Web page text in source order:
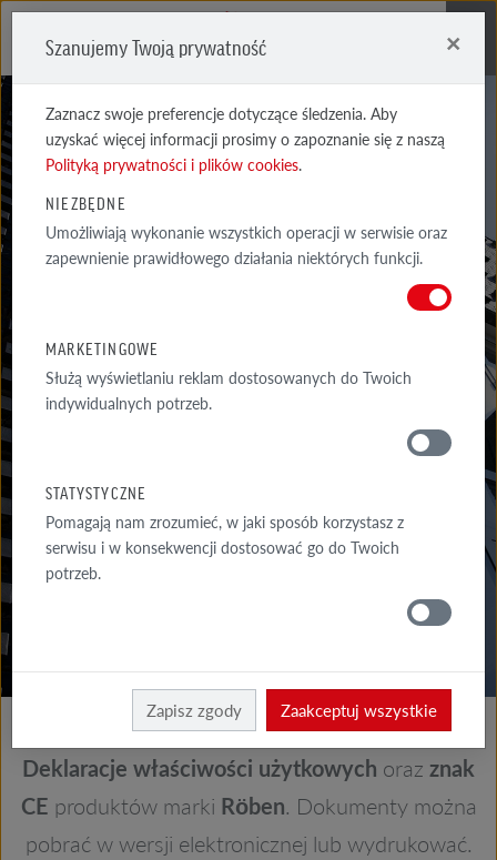
DEKLARACJE
DW, CE
GDZIE
Deklaracje właściwości użytkowych oraz znak
CE produktów marki Rӧben. Dokumenty można
pobrać w wersji elektronicznej lub wydrukować.
Szanujemy Twoją prywatność ×
Zaznacz swoje preferencje dotyczące śledzenia. Aby
uzyskać więcej informacji prosimy o zapoznanie się z naszą
Polityką prywatności i plików cookies.
NIEZBĘDNE
Umożliwiają wykonanie wszystkich operacji w serwisie oraz
zapewnienie prawidłowego działania niektórych funkcji.
MARKETINGOWE
Służą wyświetlaniu reklam dostosowanych do Twoich
indywidualnych potrzeb.
STATYSTYCZNE
Pomagają nam zrozumieć, w jaki sposób korzystasz z
serwisu i w konsekwencji dostosować go do Twoich
potrzeb.
Zapisz zgody Zaakceptuj wszystkie